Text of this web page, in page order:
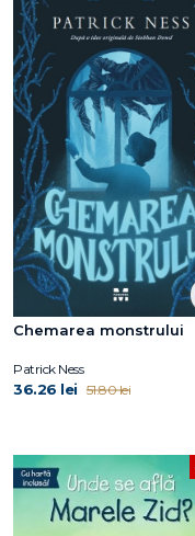
Chemarea monstrului
Patrick Ness
36.26 lei 51.80 lei